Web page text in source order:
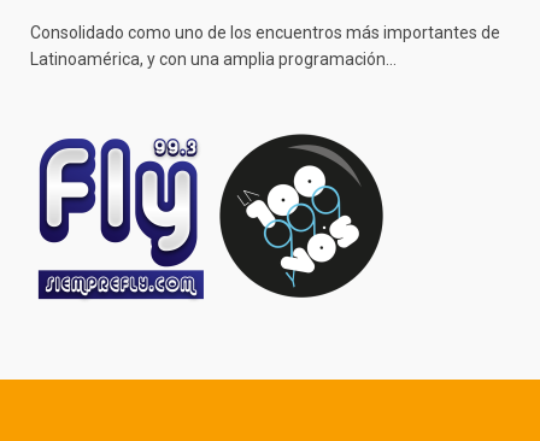
Consolidado como uno de los encuentros más importantes de
Latinoamérica, y con una amplia programación…